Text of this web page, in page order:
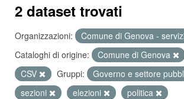
2 dataset trovati
Organizzazioni:
Comune di Genova -
Cataloghi di origine:
Comune di Genova
CSV
Gruppi: Governo e settore
sezioni
elezioni
politica